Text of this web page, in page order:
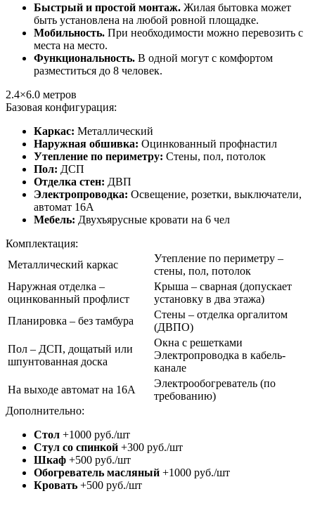
Быстрый и простой монтаж. Жилая бытовка может
быть установлена на любой ровной площадке.
Мобильность. При необходимости можно перевозить с
места на место.
Функциональность. В одной могут с комфортом
разместиться до 8 человек.
2.4×6.0 метров
Базовая конфигурация:
Каркас: Металлический
Наружная обшивка: Оцинкованный профнастил
Утепление по периметру: Стены, пол, потолок
Пол: ДСП
Отделка стен: ДВП
Электропроводка: Освещение, розетки, выключатели,
автомат 16А
Мебель: Двухъярусные кровати на 6 чел
Комплектация:
Металлический каркас
Утепление по периметру –
стены, пол, потолок
Наружная отделка –
оцинкованный профлист
Крыша – сварная (допускает
установку в два этажа)
Планировка – без тамбура
Стены – отделка оргалитом
(ДВПО)
Пол – ДСП, дощатый или
шпунтованная доска
Окна с решетками
Электропроводка в кабель-
канале
На выходе автомат на 16А
Электрообогреватель (по
требованию)
Дополнительно:
Стол +1000 руб./шт
Стул со спинкой +300 руб./шт
Шкаф +500 руб./шт
Обогреватель масляный +1000 руб./шт
Кровать +500 руб./шт